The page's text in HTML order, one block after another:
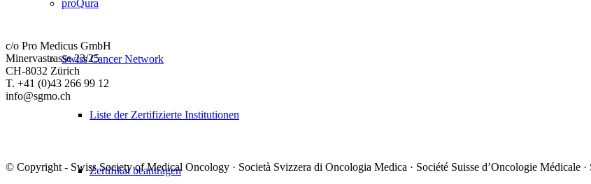
proQura
Swiss Cancer Network
Liste der Zertifizierte Institutionen
Zertifikat beantragen
c/o Pro Medicus GmbH
Minervastrasse 23/25
CH-8032 Zürich
T. +41 (0)43 266 99 12
info@sgmo.ch
© Copyright - Swiss Society of Medical Oncology · Società Svizzera di Oncologia Medica · Société Suisse d’Oncologie Médicale